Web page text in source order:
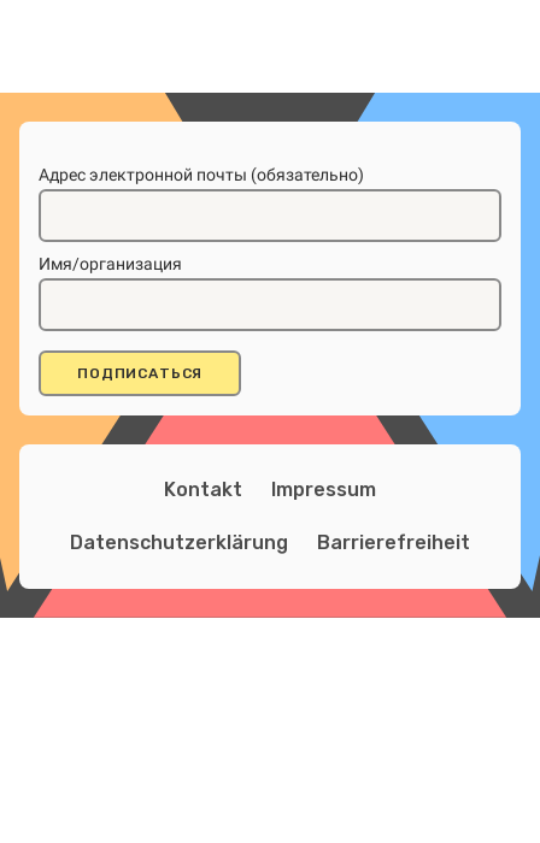
Адрес электронной почты (обязательно)
Имя/организация
Kontakt Impressum
Datenschutzerklärung Barrierefreiheit